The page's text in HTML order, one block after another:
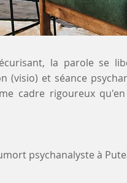
la parole se
(visio) et séance
cadre rigoureux
psychanalyste à